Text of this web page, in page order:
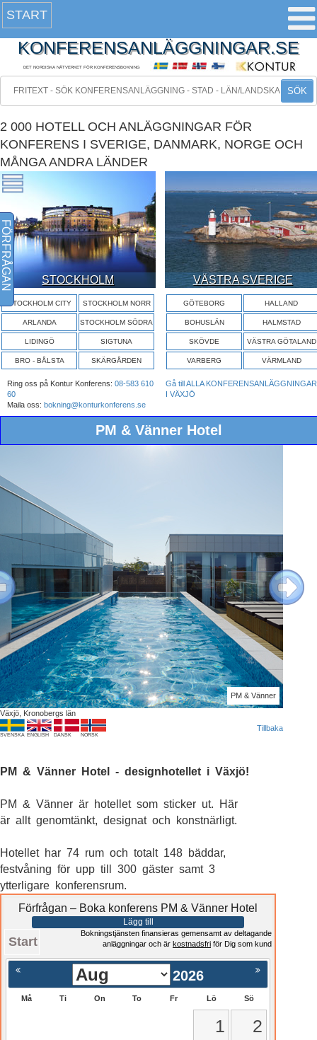
START
KONFERENSANLÄGGNINGAR.SE
DET NORDISKA NÄTVERKET FÖR KONFERENSBOKNING
SÖK
2 000 HOTELL OCH ANLÄGGNINGAR FÖR
KONFERENS I SVERIGE, DANMARK, NORGE OCH
MÅNGA ANDRA LÄNDER
STOCKHOLM
STOCKHOLM CITY STOCKHOLM NORR
ARLANDA STOCKHOLM SÖDRA
LIDINGÖ SIGTUNA
BRO - BÅLSTA SKÄRGÅRDEN
VÄSTRA SVERIGE
GÖTEBORG HALLAND
BOHUSLÄN HALMSTAD
SKÖVDE VÄSTRA GÖTALAND
VARBERG VÄRMLAND
Ring oss på Kontur Konferens: 08-583 610
60
Maila oss: bokning@konturkonferens.se
Gå till ALLA KONFERENSANLÄGGNINGAR
I VÄXJÖ
PM & Vänner Hotel
PM & Vänner
Next
Växjö, Kronobergs län
SVENSKA ENGLISH DANSK NORSK
Tillbaka
PM & Vänner Hotel - designhotellet i Växjö!
PM & Vänner är hotellet som sticker ut. Här
är allt genomtänkt, designat och konstnärligt.
Hotellet har 74 rum och totalt 148 bäddar,
festvåning för upp till 300 gäster samt 3
ytterligare konferensrum.
FÖRFRÅGAN
Förfrågan – Boka konferens PM & Vänner Hotel
Lägg till
Start
Bokningstjänsten finansieras gemensamt av deltagande
anläggningar och är kostnadsfri för Dig som kund
2026
Må Ti On To Fr Lö Sö
1
2